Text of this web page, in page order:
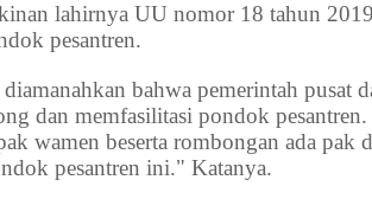
lahirnya UU nomor 18 tahun
pesantren.
diamanahkan bahwa pemerintah pusat
dan memfasilitasi pondok
wamen beserta rombongan ada pak
pesantren ini." Katanya.